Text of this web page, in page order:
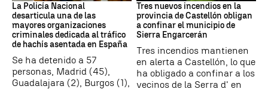
La Policía Nacional
desarticula una de las
mayores organizaciones
criminales dedicada al tráfico
de hachís asentada en España
Se ha detenido a 57
personas, Madrid (45),
Guadalajara (2), Burgos (1),
Tres nuevos incendios en la
provincia de Castellón obligan
a confinar el municipio de
Sierra Engarcerán
Tres incendios mantienen
en alerta a Castellón, lo que
ha obligado a confinar a los
vecinos de la Serra d' en